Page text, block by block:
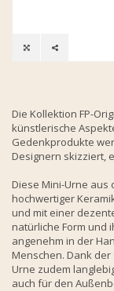
Die Kollektion FP-
künstlerische
Gedenkprodukte
Designern skizziert,
Diese Mini-Urne aus
hochwertiger
und mit einer
natürliche Form und
angenehm in der
Menschen. Dank
Urne zudem
auch für den